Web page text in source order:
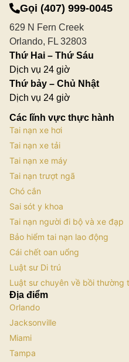
Gọi (407) 999-0045
629 N Fern Creek
Orlando, FL 32803
Thứ Hai – Thứ Sáu
Dịch vụ 24 giờ
Thứ bảy – Chủ Nhật
Dịch vụ 24 giờ
Các lĩnh vực thực hành
Tai nạn xe hơi
Tai nạn xe tải
Tai nạn xe máy
Tai nạn trượt ngã
Chó cắn
Sai sót y khoa
Tai nạn người đi bộ và xe đạp
Bảo hiểm tai nạn lao động
Cái chết oan uổng
Luật sư Di trú
Luật sư chuyên về bồi thường
Địa điểm
Orlando
Jacksonville
Miami
Tampa